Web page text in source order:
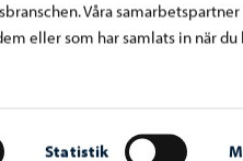
Våra samarbetspartner
eller som har samlats in när du
Statistik
Östra Nylands